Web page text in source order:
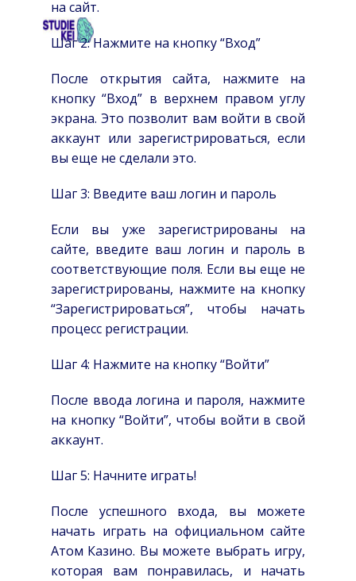
HOME
на сайт.
Шаг 2: Нажмите на кнопку “Вход”
После открытия сайта, нажмите на
кнопку “Вход” в верхнем правом углу
экрана. Это позволит вам войти в свой
аккаунт или зарегистрироваться, если
вы еще не сделали это.
Шаг 3: Введите ваш логин и пароль
Если вы уже зарегистрированы на
сайте, введите ваш логин и пароль в
соответствующие поля. Если вы еще не
зарегистрированы, нажмите на кнопку
“Зарегистрироваться”, чтобы начать
процесс регистрации.
Шаг 4: Нажмите на кнопку “Войти”
После ввода логина и пароля, нажмите
на кнопку “Войти”, чтобы войти в свой
аккаунт.
Шаг 5: Начните играть!
После успешного входа, вы можете
начать играть на официальном сайте
Атом Казино. Вы можете выбрать игру,
которая вам понравилась, и начать